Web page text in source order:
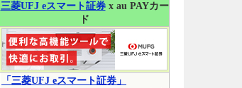
三菱UFJ eスマート証券x au PAYカー
ド
「三菱UFJ eスマート証券」